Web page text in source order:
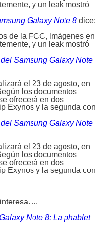
y un leak mostró
Galaxy Note 8 dice:
de la FCC, imágenes en
y un leak mostró
Samsung Galaxy Note
el 23 de agosto, en
los documentos
ofrecerá en dos
Exynos y la segunda con
Samsung Galaxy Note
el 23 de agosto, en
los documentos
ofrecerá en dos
Exynos y la segunda con
interesa….
Note 8: La phablet